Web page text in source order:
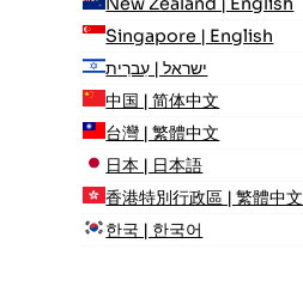
Singapore | English
ישראל | עִברִית
中国 | 简体中文
台灣 | 繁體中文
日本 | 日本語
香港特別行政區 | 繁體中文
한국 | 한국어